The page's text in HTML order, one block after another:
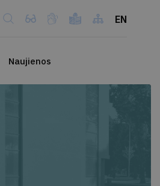
EN
Naujienos